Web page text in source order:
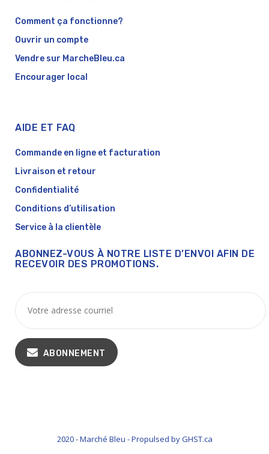
Comment ça fonctionne?
Ouvrir un compte
Vendre sur MarcheBleu.ca
Encourager local
AIDE ET FAQ
Commande en ligne et facturation
Livraison et retour
Confidentialité
Conditions d’utilisation
Service à la clientèle
ABONNEZ-VOUS À NOTRE LISTE D’ENVOI AFIN DE
RECEVOIR DES PROMOTIONS.
ABONNEMENT
2020 - Marché Bleu - Propulsed by GHST.ca